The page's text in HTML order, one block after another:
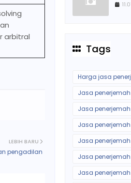
arbitral
LEBIH BARU
pengadilan
Tags
Harga jasa
Jasa
Jasa
Jasa
Jasa
Jasa
Jasa